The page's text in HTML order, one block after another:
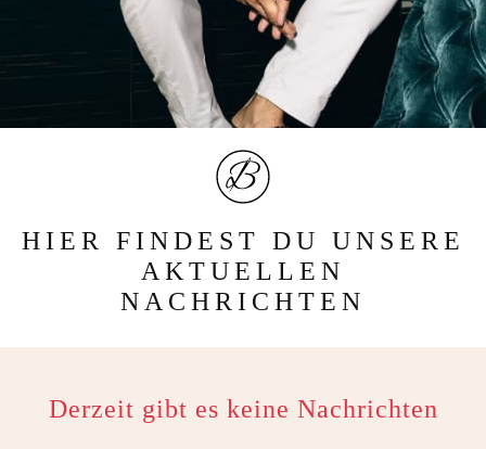
HIER FINDEST DU UNSERE
AKTUELLEN
NACHRICHTEN
Derzeit gibt es keine Nachrichten